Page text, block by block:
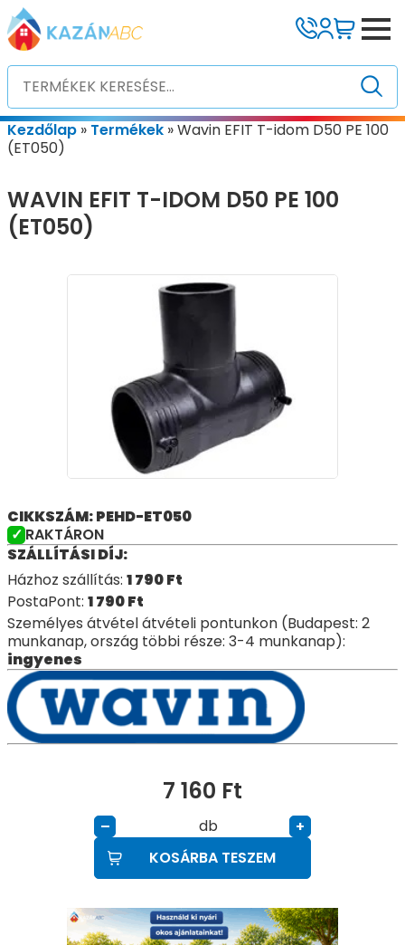
Kezdőlap » Termékek »Wavin EFIT T-idom D50 PE 100
(ET050)
WAVIN EFIT T-IDOM D50 PE 100
(ET050)
CIKKSZÁM: PEHD-ET050
RAKTÁRON
SZÁLLÍTÁSI DÍJ:
Házhoz szállítás: 1 790Ft
PostaPont: 1 790Ft
Személyes átvétel átvételi pontunkon (Budapest: 2
munkanap, ország többi része: 3-4 munkanap):
ingyenes
7 160 Ft
– db
+
KOSÁRBA TESZEM